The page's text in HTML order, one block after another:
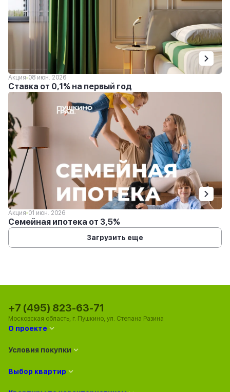
Акция 08 июн. 2026
Ставка от 0,1% на первый год
Акция 01 июн. 2026
Семейная ипотека от 3,5%
Загрузить еще
О проекте
Условия покупки
Выбор квартир
+7 (495) 823-63-71
Московская область, г. Пушкино, ул. Степана Разина